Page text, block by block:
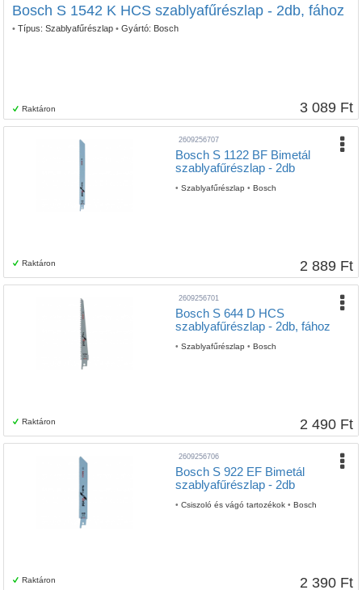
Raktáron
Bosch S 1542 K HCS szablyafűrészlap - 2db, fához
• Típus: Szablyafűrészlap • Gyártó: Bosch
3 089 Ft
Raktáron
2609256707
Bosch S 1122 BF Bimetál
szablyafűrészlap - 2db
• Szablyafűrészlap • Bosch
2 889 Ft
Raktáron
2609256701
Bosch S 644 D HCS
szablyafűrészlap - 2db, fához
• Szablyafűrészlap • Bosch
2 490 Ft
Raktáron
2609256706
Bosch S 922 EF Bimetál
szablyafűrészlap - 2db
• Csiszoló és vágó tartozékok • Bosch
2 390 Ft